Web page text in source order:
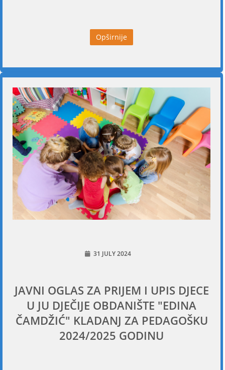
Opširnije
31 JULY 2024
JAVNI OGLAS ZA PRIJEM I UPIS DJECE
U JU DJEČIJE OBDANIŠTE "EDINA
ČAMDŽIĆ" KLADANJ ZA PEDAGOŠKU
2024/2025 GODINU